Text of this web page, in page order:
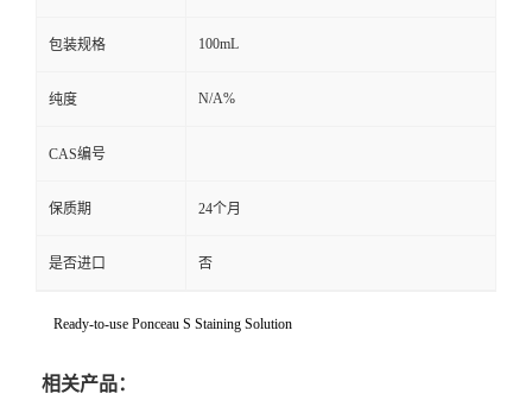
包装规格 100mL
纯度 N/A%
CAS编号
保质期 24个月
是否进口 否
Ready-to-use Ponceau S Staining Solution
相关产品：